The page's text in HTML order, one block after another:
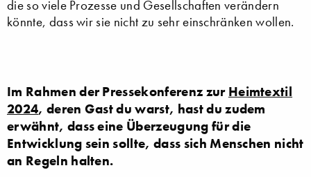
die so viele Prozesse und Gesellschaften verändern
könnte, dass wir sie nicht zu sehr einschränken wollen.
Im Rahmen der Pressekonferenz zur Heimtextil
2024, deren Gast du warst, hast du zudem
erwähnt, dass eine Überzeugung für die
Entwicklung sein sollte, dass sich Menschen nicht
an Regeln halten.